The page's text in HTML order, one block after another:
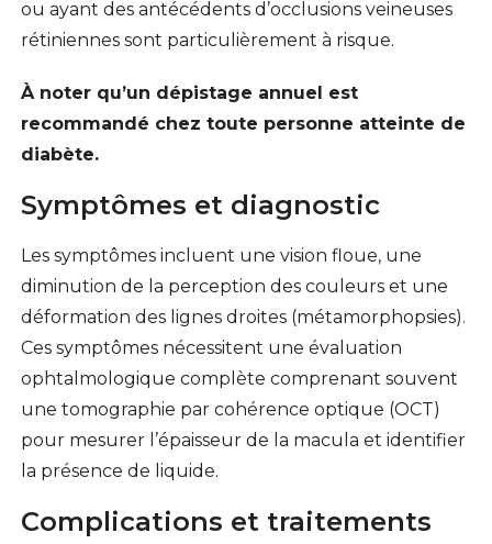
ou ayant des antécédents d’occlusions veineuses
rétiniennes sont particulièrement à risque.
À noter qu’un dépistage annuel est
recommandé chez toute personne atteinte de
diabète.
Symptômes et diagnostic
Les symptômes incluent une vision floue, une
diminution de la perception des couleurs et une
déformation des lignes droites (métamorphopsies).
Ces symptômes nécessitent une évaluation
ophtalmologique complète comprenant souvent
une tomographie par cohérence optique (OCT)
pour mesurer l’épaisseur de la macula et identifier
la présence de liquide.
Complications et traitements